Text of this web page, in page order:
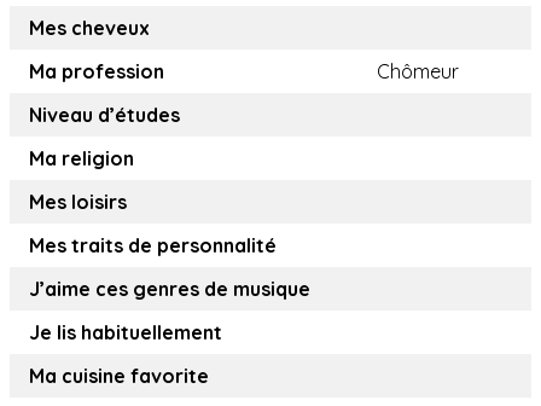
Mes cheveux
Ma profession
Chômeur
Niveau d’études
Ma religion
Mes loisirs
Mes traits de personnalité
J’aime ces genres de musique
Je lis habituellement
Ma cuisine favorite